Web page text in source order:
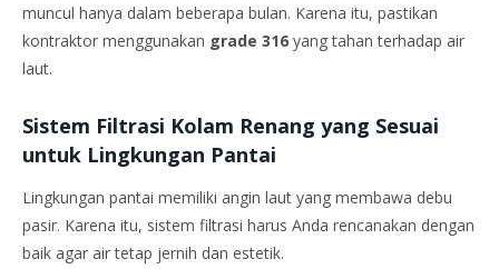
muncul hanya dalam beberapa bulan. Karena itu, pastikan
kontraktor menggunakan grade 316 yang tahan terhadap air
laut.
Sistem Filtrasi Kolam Renang yang Sesuai
untuk Lingkungan Pantai
Lingkungan pantai memiliki angin laut yang membawa debu
pasir. Karena itu, sistem filtrasi harus Anda rencanakan dengan
baik agar air tetap jernih dan estetik.